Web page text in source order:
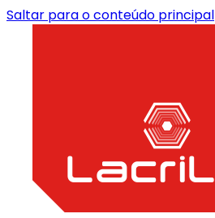
Saltar para o conteúdo principal